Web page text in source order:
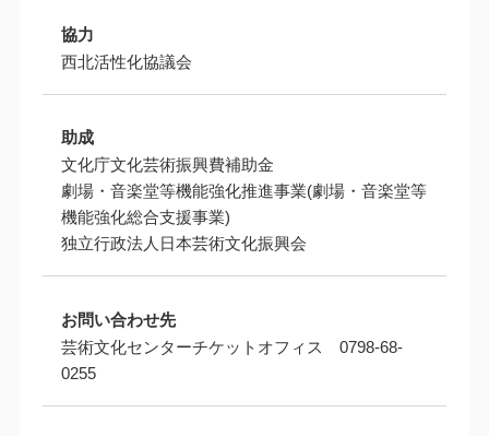
協力
西北活性化協議会
助成
文化庁文化芸術振興費補助金
劇場・音楽堂等機能強化推進事業(劇場・音楽堂等
機能強化総合支援事業)
独立行政法人日本芸術文化振興会
お問い合わせ先
芸術文化センターチケットオフィス 0798-68-
0255